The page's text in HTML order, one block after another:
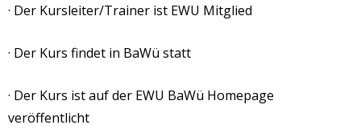
· Der Kursleiter/Trainer ist EWU Mitglied
· Der Kurs findet in BaWü statt
· Der Kurs ist auf der EWU BaWü Homepage
veröffentlicht